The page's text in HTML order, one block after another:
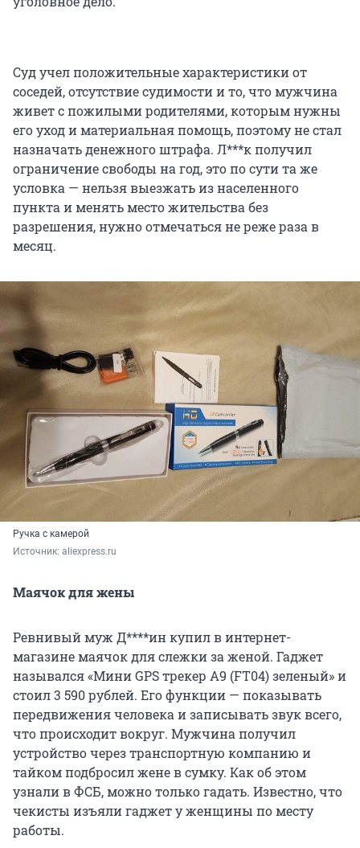
Суд учел положительные характеристики от
соседей, отсутствие судимости и то, что мужчина
живет с пожилыми родителями, которым нужны
его уход и материальная помощь, поэтому не стал
назначать денежного штрафа. Л***к получил
ограничение свободы на год, это по сути та же
условка — нельзя выезжать из населенного
пункта и менять место жительства без
разрешения, нужно отмечаться не реже раза в
месяц.
Ручка с камерой
Источник: aliexpress.ru
Маячок для жены
Ревнивый муж Д****ин купил в интернет-
магазине маячок для слежки за женой. Гаджет
назывался «Мини GPS трекер А9 (FT04) зеленый» и
стоил 3 590 рублей. Его функции — показывать
передвижения человека и записывать звук всего,
что происходит вокруг. Мужчина получил
устройство через транспортную компанию и
тайком подбросил жене в сумку. Как об этом
узнали в ФСБ, можно только гадать. Известно, что
чекисты изъяли гаджет у женщины по месту
работы.